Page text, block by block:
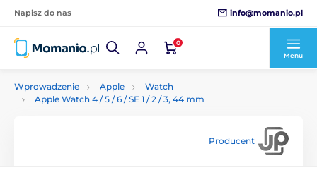
Napisz do nas info@momanio.pl
0
Menu
Wprowadzenie Apple
Watch
Apple Watch 4 / 5 / 6 / SE 1 / 2 / 3, 44 mm
Producent